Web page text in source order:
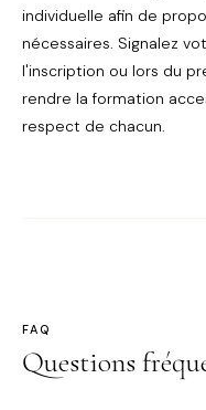
individuelle afin de
nécessaires. Signalez
l'inscription ou lors du
rendre la formation
respect de chacun.
FAQ
Questions